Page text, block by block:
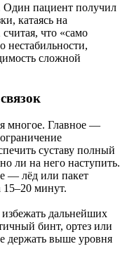
Один пациент получил
катаясь на
что «само
нестабильности,
сложной
многое. Главное —
суставу полный
ли на него наступить.
— лёд или пакет
15–20 минут.
дальнейших
бинт, ортез или
держать выше уровня